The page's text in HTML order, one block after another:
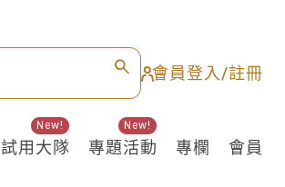
會員登入/註冊
試用大隊
New!
專題活動
New!
專欄 會員